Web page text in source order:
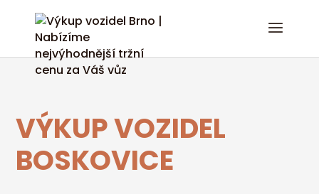
VÝKUP VOZIDEL
BOSKOVICE